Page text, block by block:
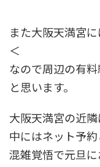
また大阪天満宮
＜
なので周辺の有
と思います。
大阪天満宮の近隣
中にはネット予約
混雑覚悟で元旦